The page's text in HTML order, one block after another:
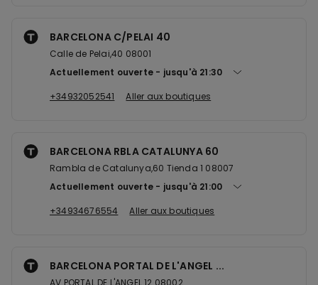
BARCELONA C/PELAI 40
Calle de Pelai,40 08001
Actuellement ouverte
jusqu'à 21:30
+34932052541
Aller aux boutiques
BARCELONA RBLA CATALUNYA 60
Rambla de Catalunya,60 Tienda 1 08007
Actuellement ouverte
jusqu'à 21:00
+34934676554
Aller aux boutiques
BARCELONA PORTAL DE L'ANGEL ...
AV PORTAL DE L'ANGEL 12 08002